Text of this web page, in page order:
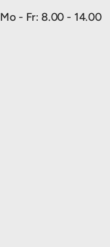
- Fr: 8.00 - 14.00